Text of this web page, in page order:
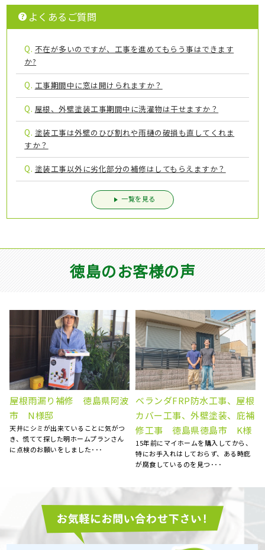
よくあるご質問
Q. 不在が多いのですが、工事を進めてもらう事はできます
か?
Q. 工事期間中に窓は開けられますか？
Q. 屋根、外壁塗装工事期間中に洗濯物は干せますか？
Q. 塗装工事は外壁のひび割れや雨樋の破損も直してくれま
すか？
Q. 塗装工事以外に劣化部分の補修はしてもらえますか？
一覧を見る
徳島のお客様の声
根
補
、
庇
屋根塗装、棟板金交換、外壁
塗装 徳島県徳島市 N様
5社くらい提案を聞きましたが、明ホー
ムプランさんが一番丁寧にご対応くだ
さいました。 職人さん･･･
屋根葺き替え工事 瓦屋根
ら金属屋根へ 雨漏り修
徳島県徳島市 S様
台風のあと、雨の日に雨漏りして、ホ
ームページで探して電話しました。
てもらう･･･